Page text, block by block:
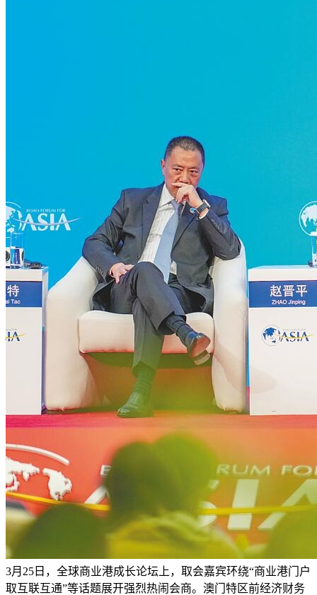
3月25日，全球商业港成长论坛上，取会嘉宾环绕“商业港门户
取互联互通”等话题展开强烈热闹会商。澳门特区前经济财务